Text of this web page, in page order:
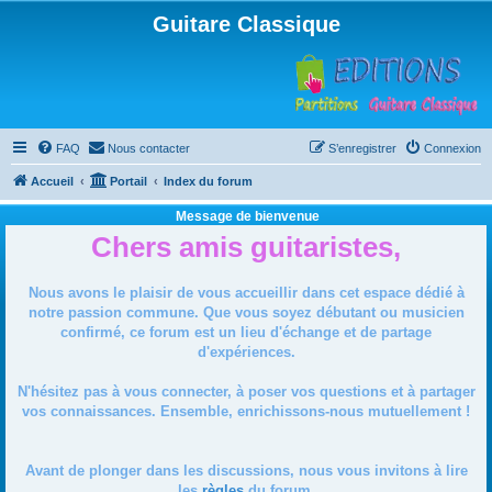
Guitare Classique
FAQ Nous contacter Connexion
S’enregistrer
Accueil Portail Index du forum
Message de bienvenue
Chers amis guitaristes,
Nous avons le plaisir de vous accueillir dans cet espace dédié à
notre passion commune. Que vous soyez débutant ou musicien
confirmé, ce forum est un lieu d'échange et de partage
d'expériences.
N'hésitez pas à vous connecter, à poser vos questions et à partager
vos connaissances. Ensemble, enrichissons-nous mutuellement !
Avant de plonger dans les discussions, nous vous invitons à lire